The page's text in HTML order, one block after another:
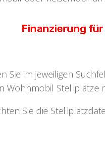
Sie im jeweiligen
Wohnmobil Stellplätze
Sie die